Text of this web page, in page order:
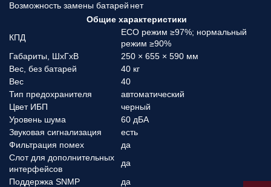
Возможность замены батарей нет
Общие характеристики
КПД
ECO режим ≥97%; нормальный
режим ≥90%
Габариты, ШхГхВ
250 × 655 × 590 мм
Вес, без батарей
40 кг
Вес
40
Тип предохранителя
автоматический
Цвет ИБП
черный
Уровень шума
60 дБА
Звуковая сигнализация
есть
Фильтрация помех
да
Слот для дополнительных
интерфейсов
да
Поддержка SNMP
да